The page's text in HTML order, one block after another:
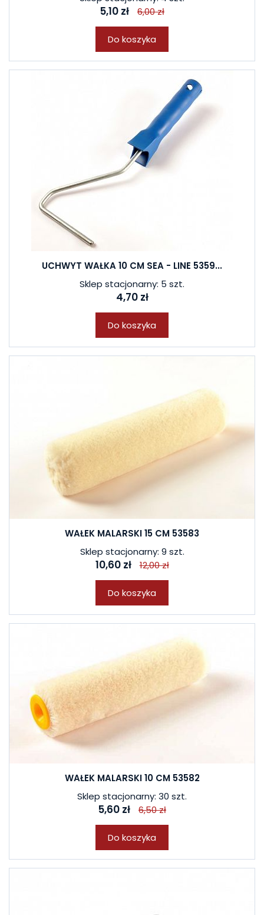
5,10 zł 6,00 zł
Do koszyka
UCHWYT WAŁKA 10 CM SEA - LINE 5359...
Sklep stacjonarny: 5 szt.
4,70 zł
Do koszyka
WAŁEK MALARSKI 15 CM 53583
Sklep stacjonarny: 9 szt.
10,60 zł 12,00 zł
Do koszyka
WAŁEK MALARSKI 10 CM 53582
Sklep stacjonarny: 30 szt.
5,60 zł 6,50 zł
Do koszyka